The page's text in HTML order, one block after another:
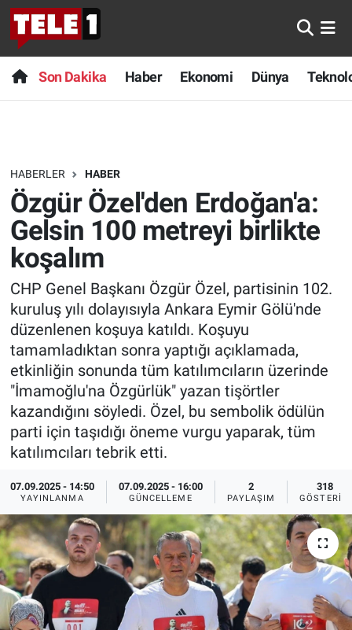
Son Dakika Haber Ekonomi Dünya
HABERLER HABER
Özgür Özel'den Erdoğan'a:
Gelsin 100 metreyi birlikte
koşalım
CHP Genel Başkanı Özgür Özel, partisinin 102.
kuruluş yılı dolayısıyla Ankara Eymir Gölü'nde
düzenlenen koşuya katıldı. Koşuyu
tamamladıktan sonra yaptığı açıklamada,
etkinliğin sonunda tüm katılımcıların üzerinde
"İmamoğlu'na Özgürlük" yazan tişörtler
kazandığını söyledi. Özel, bu sembolik ödülün
parti için taşıdığı öneme vurgu yaparak, tüm
katılımcıları tebrik etti.
07.09.2025 - 14:50
YAYINLANMA
07.09.2025 - 16:00
GÜNCELLEME
2
PAYLAŞIM
318
GÖSTERIM
Anında Manşet
Başka Sohbetler
Bilim turu
Bilim ve Teknoloji Evreni
Doğa Konuşuyor
Dünya
Ege Saati
Ege'den Esintiler
Eğitim
Eğlence
Ekonomi
Forum
Gerçeğin İzinde
Gün Başlıyor
Son Dakika
Haber
Dünya
Teknoloji
Sağlık
Spor
Yayın Akışı
İletişim
Nöbetçi Eczaneler
Hava Durumu
Trafik Durumu
Süper Lig Puan Durumu ve Fikstür
Tüm Manşetler
Son Dakika Haberleri
Haber Arşivi